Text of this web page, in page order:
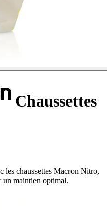
Chaussettes
les chaussettes Macron Nitro,
un maintien optimal.